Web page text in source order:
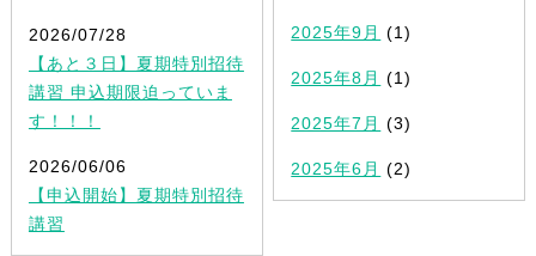
2026/07/28
【あと３日】夏期特別招待
講習 申込期限迫っていま
す！！！
2026/06/06
【申込開始】夏期特別招待
講習
2025年9月 (1)
2025年8月 (1)
2025年7月 (3)
2025年6月 (2)